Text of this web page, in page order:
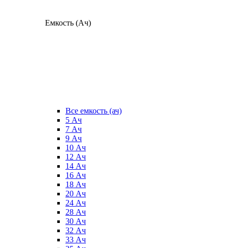
Емкость (Ач)
Все емкость (ач)
5 Ач
7 Ач
9 Ач
10 Ач
12 Ач
14 Ач
16 Ач
18 Ач
20 Ач
24 Ач
28 Ач
30 Ач
32 Ач
33 Ач